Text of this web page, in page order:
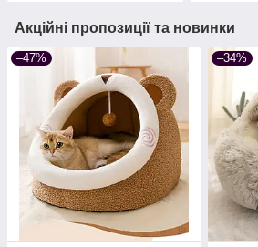
Акційні пропозиції та новинки
–47% –34%